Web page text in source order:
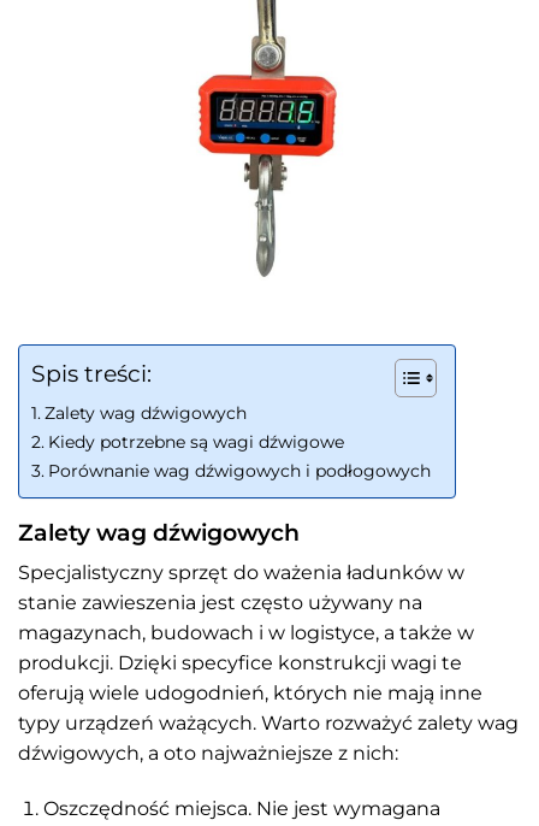
Spis treści:
Zalety wag dźwigowych
Kiedy potrzebne są wagi dźwigowe
Porównanie wag dźwigowych i podłogowych
Zalety wag dźwigowych
Specjalistyczny sprzęt do ważenia ładunków w
stanie zawieszenia jest często używany na
magazynach, budowach i w logistyce, a także w
produkcji. Dzięki specyfice konstrukcji wagi te
oferują wiele udogodnień, których nie mają inne
typy urządzeń ważących. Warto rozważyć zalety wag
dźwigowych, a oto najważniejsze z nich:
Oszczędność miejsca. Nie jest wymagana